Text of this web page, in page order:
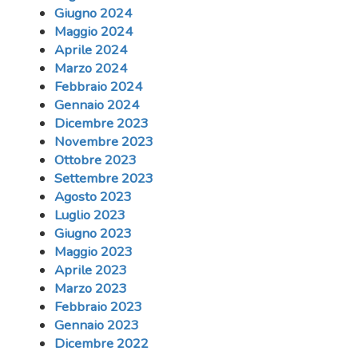
Giugno 2024
Maggio 2024
Aprile 2024
Marzo 2024
Febbraio 2024
Gennaio 2024
Dicembre 2023
Novembre 2023
Ottobre 2023
Settembre 2023
Agosto 2023
Luglio 2023
Giugno 2023
Maggio 2023
Aprile 2023
Marzo 2023
Febbraio 2023
Gennaio 2023
Dicembre 2022